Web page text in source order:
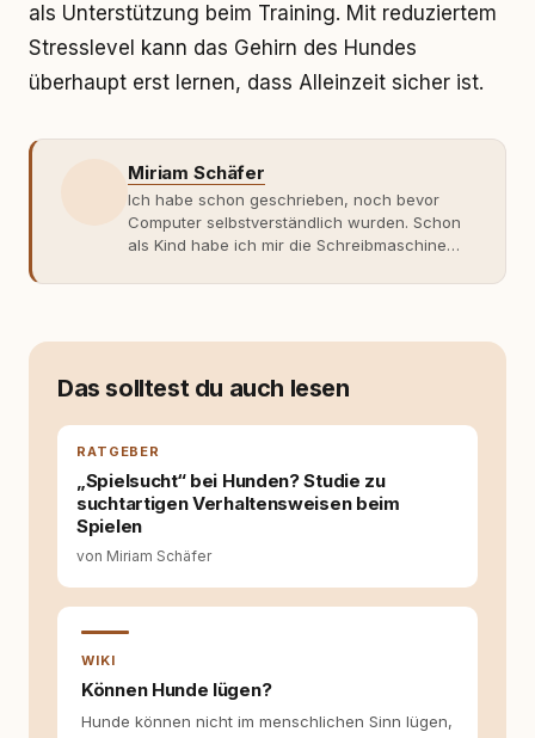
als Unterstützung beim Training. Mit reduziertem
Stresslevel kann das Gehirn des Hundes
überhaupt erst lernen, dass Alleinzeit sicher ist.
Miriam Schäfer
Ich habe schon geschrieben, noch bevor
Computer selbstverständlich wurden. Schon
als Kind habe ich mir die Schreibmaschine
getippt: Geschichten, Beobachtungen,
weniger guten Erfahrungen. Umso mehr hat
erlebt habe, wie verantwortungsvoll und
bewusst gute Hundehaltung funktionieren
kann. Dieser Perspektivwechsel begleitet
meine Arbeit bis heute. Bei rundum.dog bin ich
als Content Managerin an vielen Stellen
werden. Ich recherchiere Themen, plane
Inhalte, schreibe Artikel, begleite Gastbeiträge
redaktionell, veröffentliche Texte und betreue
die Social-Media-Kanäle. Mein Blick richtet
Fragen stehen dahinter? Und wie lassen sich
Inhalte so aufbereiten, dass sie verständlich,
Das solltest du auch lesen
RATGEBER
„Spielsucht“ bei Hunden? Studie zu
suchtartigen Verhaltensweisen beim
Spielen
von Miriam Schäfer
WIKI
Können Hunde lügen?
Hunde können nicht im menschlichen Sinn lügen,